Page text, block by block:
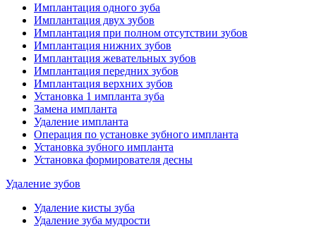
Имплантация одного зуба
Имплантация двух зубов
Имплантация при полном отсутствии зубов
Имплантация нижних зубов
Имплантация жевательных зубов
Имплантация передних зубов
Имплантация верхних зубов
Установка 1 импланта зуба
Замена импланта
Удаление импланта
Операция по установке зубного импланта
Установка зубного импланта
Установка формирователя десны
Удаление зубов
Удаление кисты зуба
Удаление зуба мудрости